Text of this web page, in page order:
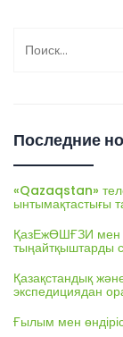
Последние
«Qazaqstan»
ынтымақтастығы
ҚазЕжӨШҒЗИ мен
тыңайтқыштарды
Қазақстандық
экспедициядан
Ғылым мен